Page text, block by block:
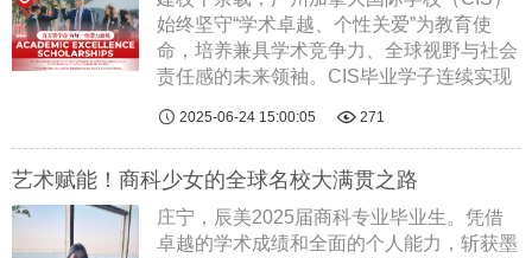
始终坚守“学术卓越、个性关爱”为教育使
命，培养兼具学术竞争力、全球视野与社会
责任感的未来领袖。CIS毕业学子连续实现
府绽放光彩，用实力证明——CIS的国际教
育，是通往世界的桥梁。为激励更多学子勇
敢...... 阅读全文
 2025-06-24 15:00:05  271
艺术赋能！商科少女的全球名校大满贯之路
庄宁，辰美2025届商科专业毕业生。凭借
卓越的学术成绩和全面的个人能力，斩获墨